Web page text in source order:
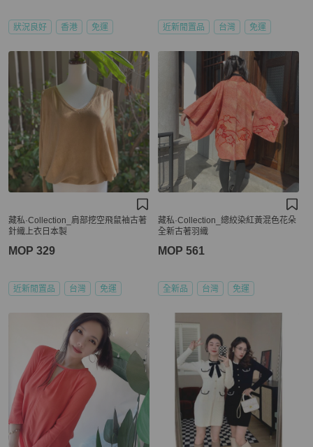
狀況良好 香港 免運 近新閒置品 台灣 免運
藏私·Collection_肩部挖空飛鼠袖古著
針織上衣日本製
MOP 329
近新閒置品 台灣 免運
藏私·Collection_總絞染紅黃混色花朵
全新古著羽織
MOP 561
全新品 台灣 免運